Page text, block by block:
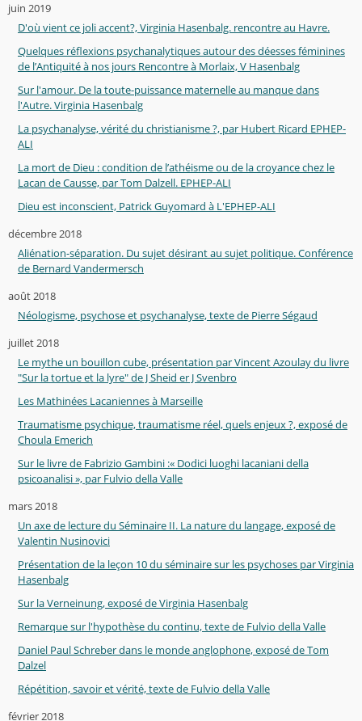
juin 2019
D'où vient ce joli accent?, Virginia Hasenbalg. rencontre au Havre.
Quelques réflexions psychanalytiques autour des déesses féminines
de l’Antiquité à nos jours Rencontre à Morlaix, V Hasenbalg
Sur l'amour. De la toute-puissance maternelle au manque dans
l'Autre. Virginia Hasenbalg
La psychanalyse, vérité du christianisme ?, par Hubert Ricard EPHEP-
ALI
La mort de Dieu : condition de l’athéisme ou de la croyance chez le
Lacan de Causse, par Tom Dalzell. EPHEP-ALI
Dieu est inconscient, Patrick Guyomard à L'EPHEP-ALI
décembre 2018
Aliénation-séparation. Du sujet désirant au sujet politique. Conférence
de Bernard Vandermersch
août 2018
Néologisme, psychose et psychanalyse, texte de Pierre Ségaud
juillet 2018
Le mythe un bouillon cube, présentation par Vincent Azoulay du livre
"Sur la tortue et la lyre" de J Sheid er J Svenbro
Les Mathinées Lacaniennes à Marseille
Traumatisme psychique, traumatisme réel, quels enjeux ?, exposé de
Choula Emerich
Sur le livre de Fabrizio Gambini :« Dodici luoghi lacaniani della
psicoanalisi », par Fulvio della Valle
mars 2018
Un axe de lecture du Séminaire II. La nature du langage, exposé de
Valentin Nusinovici
Présentation de la leçon 10 du séminaire sur les psychoses par Virginia
Hasenbalg
Sur la Verneinung, exposé de Virginia Hasenbalg
Remarque sur l'hypothèse du continu, texte de Fulvio della Valle
Daniel Paul Schreber dans le monde anglophone, exposé de Tom
Dalzel
Répétition, savoir et vérité, texte de Fulvio della Valle
février 2018